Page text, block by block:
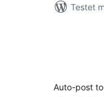
Testet
Auto-post